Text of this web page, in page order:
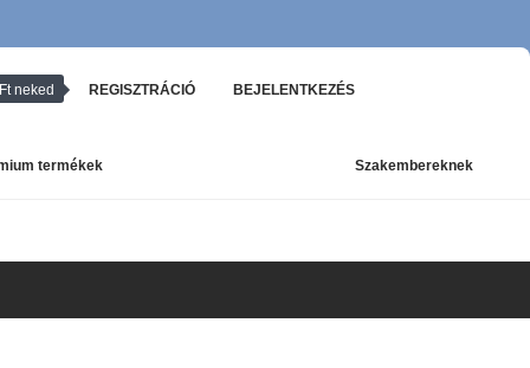
neked REGISZTRÁCIÓ BEJELENTKEZÉS
termékek Szakembereknek